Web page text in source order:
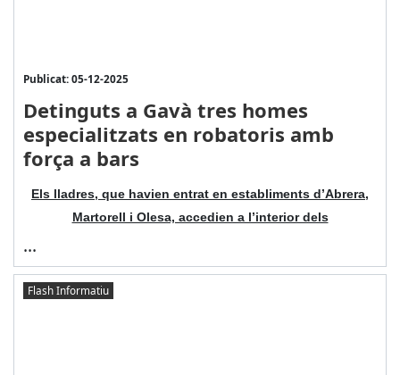
Publicat: 05-12-2025
Detinguts a Gavà tres homes
especialitzats en robatoris amb
força a bars
Els lladres, que havien entrat en establiments d’Abrera,
Martorell i Olesa, accedien a l’interior dels
...
Flash Informatiu